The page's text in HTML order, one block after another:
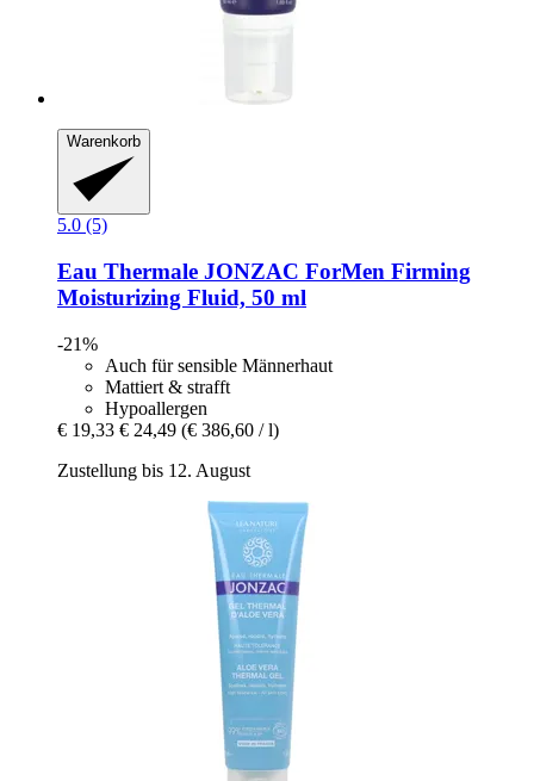
Warenkorb
5.0 (5)
Eau Thermale JONZAC ForMen Firming
Moisturizing Fluid, 50 ml
-21%
Auch für sensible Männerhaut
Mattiert & strafft
Hypoallergen
€ 19,33 € 24,49 (€ 386,60 / l)
Zustellung bis 12. August